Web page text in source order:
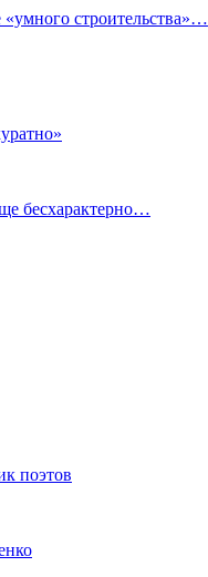
строительства»…
бесхарактерно…
поэтов